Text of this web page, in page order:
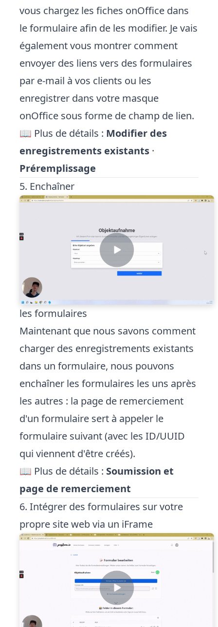
vous chargez les fiches onOffice dans
le formulaire afin de les modifier. Je vais
également vous montrer comment
envoyer des liens vers des formulaires
par e-mail à vos clients ou les
enregistrer dans votre masque
onOffice sous forme de champ de lien.
📖 Plus de détails : Modifier des
enregistrements existants ·
Préremplissage
5. Enchaîner
les formulaires
Maintenant que nous savons comment
charger des enregistrements existants
dans un formulaire, nous pouvons
enchaîner les formulaires les uns après
les autres : la page de remerciement
d'un formulaire sert à appeler le
formulaire suivant (avec les ID/UUID
qui viennent d'être créés).
📖 Plus de détails : Soumission et
page de remerciement
6. Intégrer des formulaires sur votre
propre site web via un iFrame